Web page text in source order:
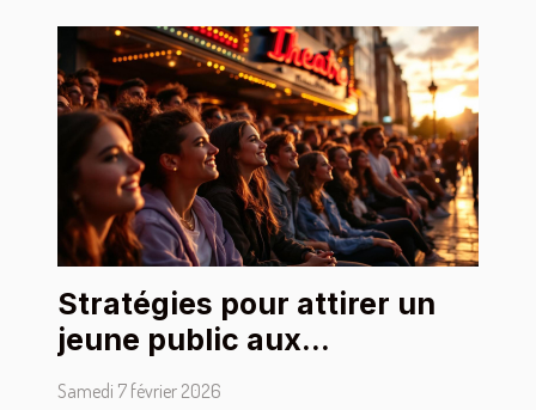
Stratégies pour attirer un
jeune public aux
représentations théâtrales
Samedi 7 février 2026